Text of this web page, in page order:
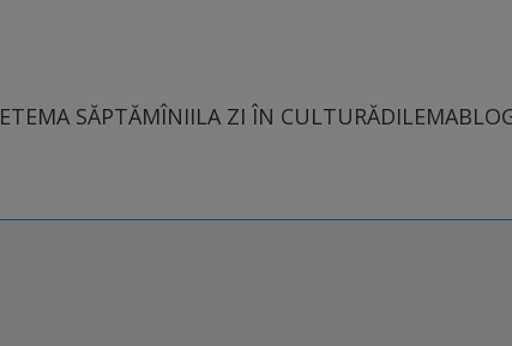
TEMA SĂPTĂMÎNIILA ZI ÎN CULTURĂ